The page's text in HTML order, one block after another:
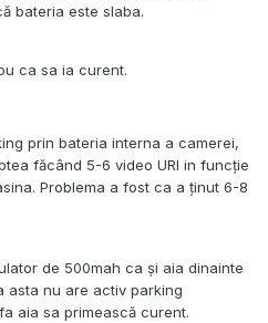
bateria este slaba.
ca sa ia curent.
prin bateria interna a camerei,
făcând 5-6 video URI in funcție
Problema a fost ca a ținut 6-8
de 500mah ca și aia dinainte
asta nu are activ parking
aia sa primească curent.